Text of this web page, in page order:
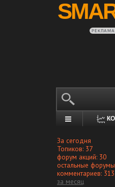
РЕКЛАМА
За сегодня
Топиков: 37
форум акций: 30
остальные
комментариев: 313
за месяц